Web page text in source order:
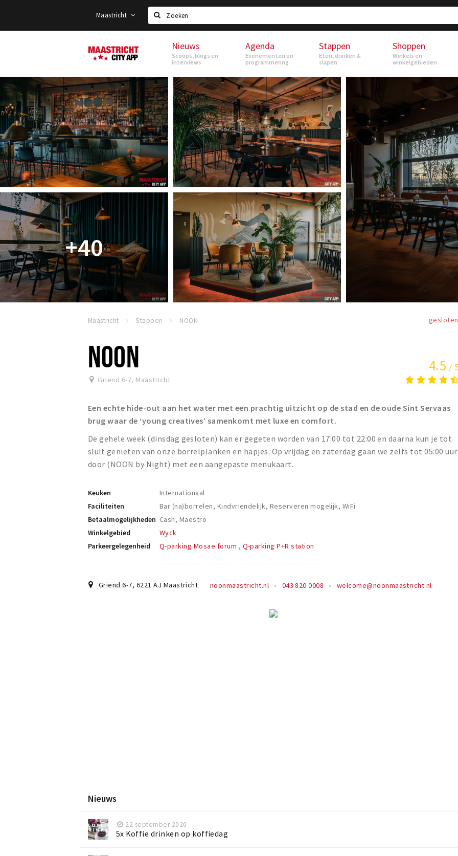
Maastricht
Zoeken
Maastricht
Nieuws
Scoops, blogs en
interviews
Agenda
Evenementen en
programmering
Stappen
Eten, drinken &
slapen
Shoppen
Winkels en
winkelgebieden
+40
Maastricht Stappen NOON gesloten
NOON
Griend 6-7, Maastricht
4.5 /
Een echte hide-out aan het water met een prachtig uitzicht op de stad en de oude Sint Servaas
brug waar de ‘young creatives’ samenkomt met luxe en comfort.
De gehele week (dinsdag gesloten) kan er gegeten worden van 17:00 tot 22:00 en daarna kun je tot
sluit genieten van onze borrelplanken en hapjes. Op vrijdag en zaterdag gaan we zelfs tot 05:00 uur
door (NOON by Night) met een aangepaste menukaart.
Keuken
Internationaal
Faciliteiten
Bar (na)borrelen, Kindvriendelijk, Reserveren mogelijk, WiFi
Betaalmogelijkheden Cash, Maestro
Winkelgebied
Wyck
Parkeergelegenheid
Q-parking Mosae forum , Q-parking P+R station
Griend 6-7, 6221 AJ Maastricht noonmaastricht.nl 043 820 0008 welcome@noonmaastricht.nl
Nieuws
22 september 2020
5x Koffie drinken op koffiedag